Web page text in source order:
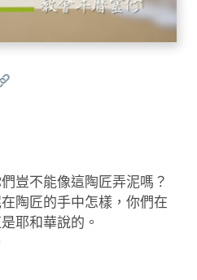
豈不能像這陶匠弄泥嗎？
陶匠的手中怎樣，你們在
耶和華說的。